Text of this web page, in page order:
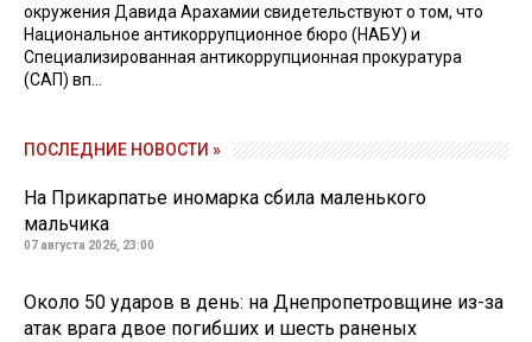
окружения Давида Арахамии свидетельствуют о том, что
Национальное антикоррупционное бюро (НАБУ) и
Специализированная антикоррупционная прокуратура
(САП) вп...
ПОСЛЕДНИЕ НОВОСТИ »
На Прикарпатье иномарка сбила маленького
мальчика
07 августа 2026, 23:00
Около 50 ударов в день: на Днепропетровщине из-за
атак врага двое погибших и шесть раненых